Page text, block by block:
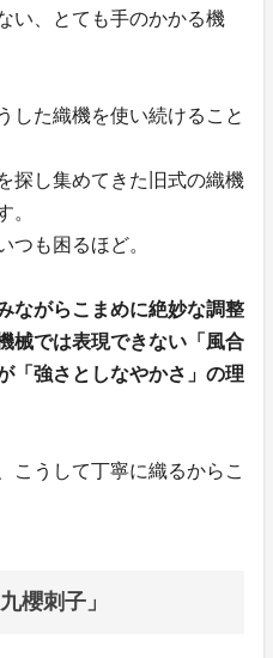
い、とても手のかかる機
した織機を使い続けること
探し集めてきた旧式の織機
。
つも困るほど。
ながらこまめに絶妙な調整
械では表現できない「風合
「強さとしなやかさ」の理
こうして丁寧に織るからこ
櫻刺子」